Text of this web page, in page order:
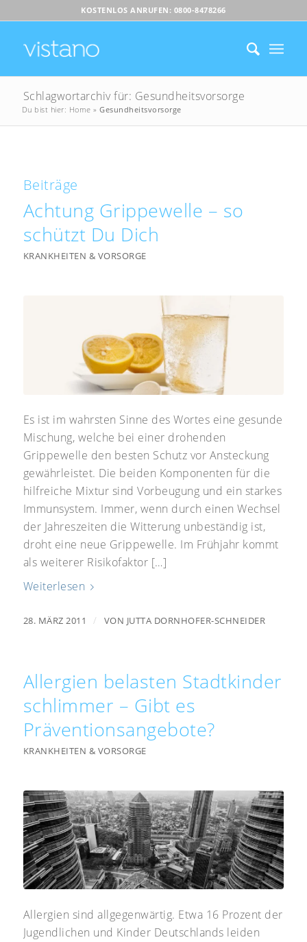
KOSTENLOS ANRUFEN: 0800-8478266
Schlagwortarchiv für: Gesundheitsvorsorge
Du bist hier: Home »Gesundheitsvorsorge
Beiträge
Achtung Grippewelle – so
schützt Du Dich
KRANKHEITEN & VORSORGE
Es ist im wahrsten Sinne des Wortes eine gesunde
Mischung, welche bei einer drohenden
Grippewelle den besten Schutz vor Ansteckung
gewährleistet. Die beiden Komponenten für die
hilfreiche Mixtur sind Vorbeugung und ein starkes
Immunsystem. Immer, wenn durch einen Wechsel
der Jahreszeiten die Witterung unbeständig ist,
droht eine neue Grippewelle. Im Frühjahr kommt
als weiterer Risikofaktor […]
Weiterlesen
28. MÄRZ 2011 / VON JUTTA DORNHOFER-SCHNEIDER
Allergien belasten Stadtkinder
schlimmer – Gibt es
Präventionsangebote?
KRANKHEITEN & VORSORGE
Allergien sind allgegenwärtig. Etwa 16 Prozent der
Jugendlichen und Kinder Deutschlands leiden